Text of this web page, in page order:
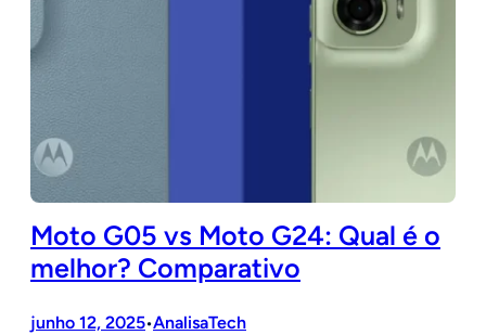
Moto G05 vs Moto G24: Qual é o
melhor? Comparativo
junho 12, 2025•AnalisaTech